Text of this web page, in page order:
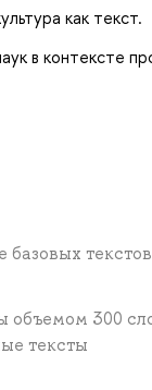
как текст.
в контексте
300
тексты